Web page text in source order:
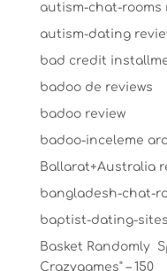
autism-chat-rooms
autism-dating
bad credit
badoo de reviews
badoo review
badoo-inceleme
Ballarat+Australia
bangladesh-chat-
baptist-dating-
Basket Randomly
Crazygames" – 150